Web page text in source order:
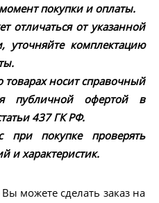
покупки и оплаты.
отличаться от указанной
уточняйте комплектацию
носит справочный
публичной офертой в
437 ГК РФ.
при покупке проверять
и характеристик.
можете сделать заказ на